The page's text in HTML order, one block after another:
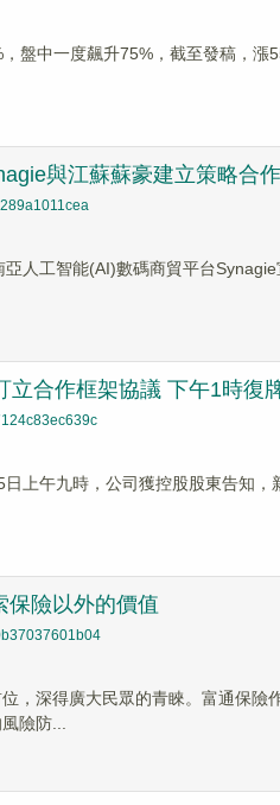
盤中一度飆升75%，截至發稿，
與江蘇蘇豪建立策略合作
人工智能(AI)數碼商貿平台
立合作框架協議 下午1時復
上午九時，公司獲控股股東告知
保險以外的價值
，深得廣大民眾的青睞。富通保險
險防...